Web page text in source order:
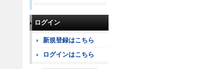
ログイン
新規登録はこちら
ログインはこちら